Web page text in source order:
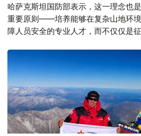
哈萨克斯坦国防部表示，这一理念也
重要原则——培养能够在复杂山地环
障人员安全的专业人才，而不仅仅是征